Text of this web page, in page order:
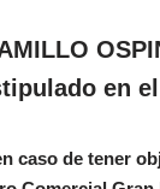
en
caso de tener